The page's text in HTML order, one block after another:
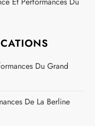
Du Grand
De La Berline